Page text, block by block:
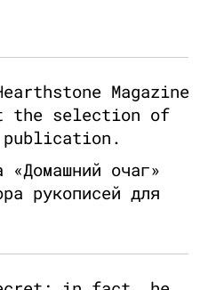
Magazine
the selection of
«Домашний очаг»
рукописей для